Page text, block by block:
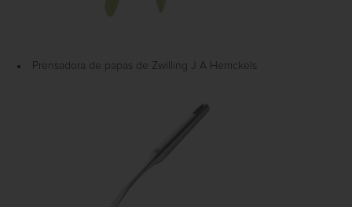
Prensadora de papas de Zwilling J A Hemckels